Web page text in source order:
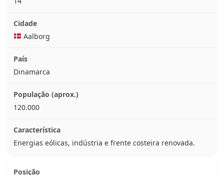
Aalborg
Dinamarca
120.000
Energias eólicas, indústria e frente costeira renovada.